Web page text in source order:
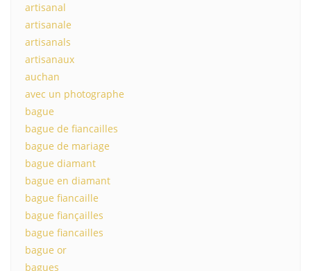
artisanal
artisanale
artisanals
artisanaux
auchan
avec un photographe
bague
bague de fiancailles
bague de mariage
bague diamant
bague en diamant
bague fiancaille
bague fiançailles
bague fiancailles
bague or
bagues